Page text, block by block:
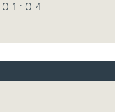
01:04 -